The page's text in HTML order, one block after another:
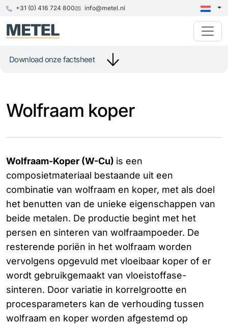
+31 (0) 416 724 800 info@metel.nl
Download onze factsheet
Wolfraam koper
Wolfraam-Koper (W-Cu) is een
composietmateriaal bestaande uit een
combinatie van wolfraam en koper, met als doel
het benutten van de unieke eigenschappen van
beide metalen. De productie begint met het
persen en sinteren van wolfraampoeder. De
resterende poriën in het wolfraam worden
vervolgens opgevuld met vloeibaar koper of er
wordt gebruikgemaakt van vloeistoffase-
sinteren. Door variatie in korrelgrootte en
procesparameters kan de verhouding tussen
wolfraam en koper worden afgestemd op